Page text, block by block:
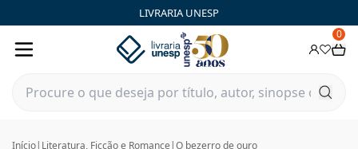
LIVRARIA UNESP
0
Início| Literatura, Ficção e Romance |O bezerro de ouro